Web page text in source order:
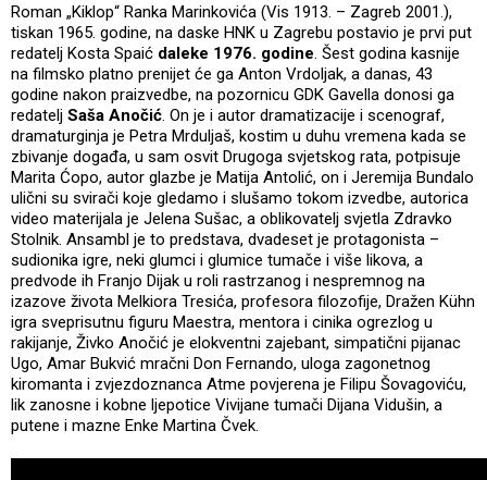
Roman „Kiklop“ Ranka Marinkovića (Vis 1913. – Zagreb 2001.),
tiskan 1965. godine, na daske HNK u Zagrebu postavio je prvi put
redatelj Kosta Spaić daleke 1976. godine. Šest godina kasnije
na filmsko platno prenijet će ga Anton Vrdoljak, a danas, 43
godine nakon praizvedbe, na pozornicu GDK Gavella donosi ga
redatelj Saša Anočić. On je i autor dramatizacije i scenograf,
dramaturginja je Petra Mrduljaš, kostim u duhu vremena kada se
zbivanje događa, u sam osvit Drugoga svjetskog rata, potpisuje
Marita Ćopo, autor glazbe je Matija Antolić, on i Jeremija Bundalo
ulični su svirači koje gledamo i slušamo tokom izvedbe, autorica
video materijala je Jelena Sušac, a oblikovatelj svjetla Zdravko
Stolnik. Ansambl je to predstava, dvadeset je protagonista –
sudionika igre, neki glumci i glumice tumače i više likova, a
predvode ih Franjo Dijak u roli rastrzanog i nespremnog na
izazove života Melkiora Tresića, profesora filozofije, Dražen Kühn
igra sveprisutnu figuru Maestra, mentora i cinika ogrezlog u
rakijanje, Živko Anočić je elokventni zajebant, simpatični pijanac
Ugo, Amar Bukvić mračni Don Fernando, uloga zagonetnog
kiromanta i zvjezdoznanca Atme povjerena je Filipu Šovagoviću,
lik zanosne i kobne ljepotice Vivijane tumači Dijana Vidušin, a
putene i mazne Enke Martina Čvek.